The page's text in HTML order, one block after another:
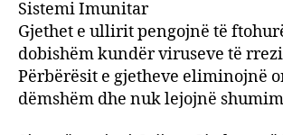
Sistemi Imunitar
Gjethet e ullirit pengojnë të
dobishëm kundër viruseve të
Përbërësit e gjetheve eliminojnë
dëmshëm dhe nuk lejojnë